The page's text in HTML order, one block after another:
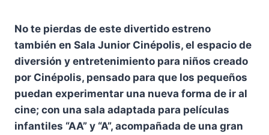
No te pierdas de este divertido estreno
también en Sala Junior Cinépolis, el espacio de
diversión y entretenimiento para niños creado
por Cinépolis, pensado para que los pequeños
puedan experimentar una nueva forma de ir al
cine; con una sala adaptada para películas
infantiles “AA” y “A”, acompañada de una gran